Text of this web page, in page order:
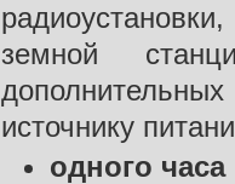
земной
источнику
одного часа